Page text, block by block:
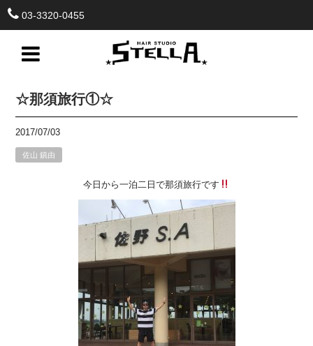
03-3320-0455
☆那須旅行①☆
2017/07/03
佐山 鎮由
今日から一泊二日で那須旅行です